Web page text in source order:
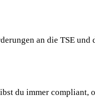
an die TSE
du immer compliant,